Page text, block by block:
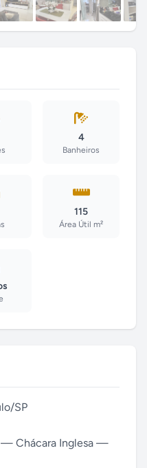
4
Banheiros
115
Área Útil m²
SP
— Chácara Inglesa —